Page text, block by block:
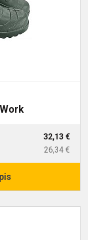
32,13 €
26,34 €